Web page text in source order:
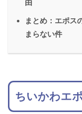
由
まとめ：エポス
まらない件
ちいかわエ